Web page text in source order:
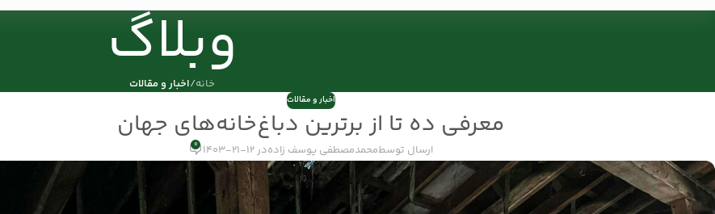
وبلاگ
خانه/اخبار و مقالات
اخبار و مقالات
معرفی ده تا از برترین دباغ‌خانه‌های جهان
ارسال توسطمحمدمصطفی یوسف زادهدر 12-21-1403 0